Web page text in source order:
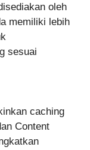
oleh
memiliki lebih
sesuai
caching
Content